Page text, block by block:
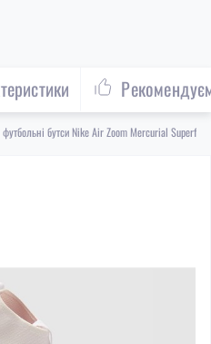
футбольні бутси Nike Air Zoom Mercurial